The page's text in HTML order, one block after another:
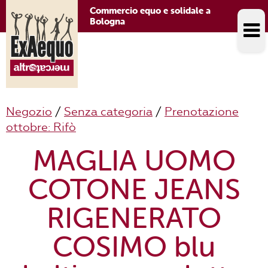
Commercio equo e solidale a
Bologna
Negozio / Senza categoria / Prenotazione
ottobre: Rifò
MAGLIA UOMO
COTONE JEANS
RIGENERATO
COSIMO blu